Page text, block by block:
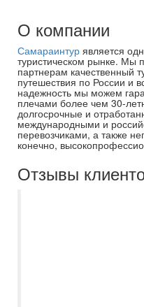
О компании
Самараинтур является
туристическом рынке. Мы
партнерам качественный
путешествия по России и
надежность мы можем
плечами более чем 30-
долгосрочные и
международными и
перевозчиками, а также
конечно,
Отзывы